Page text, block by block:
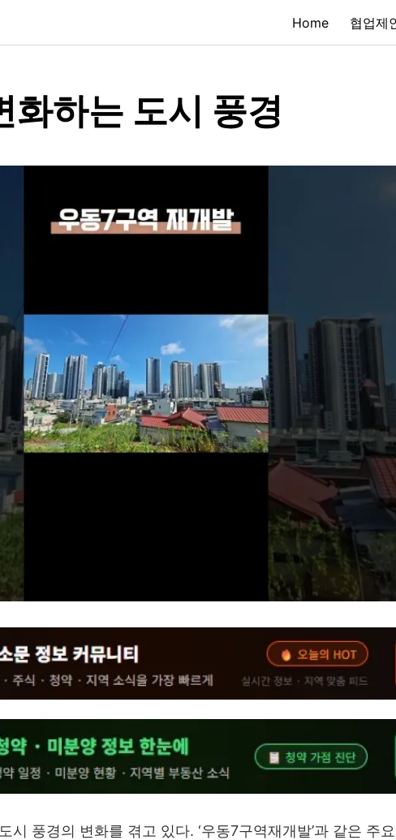
Home 협업제
화하는 도시 풍경
시 풍경의 변화를 겪고 있다. ‘우동7구역재개발’과 같은 주